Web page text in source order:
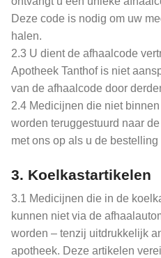
Deze code is nodig om uw
halen.
2.3 U dient de afhaalcode
Apotheek Tanthof is niet
van de afhaalcode door
2.4 Medicijnen die niet
worden teruggestuurd naar
met ons op als u de
3. Koelkastartikelen
3.1 Medicijnen die in de
kunnen niet via de
worden – tenzij uitdrukkelijk
apotheek. Deze artikelen